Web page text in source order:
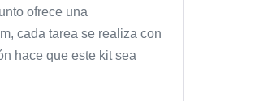
ofrece una
cada tarea se realiza con
hace que este kit sea